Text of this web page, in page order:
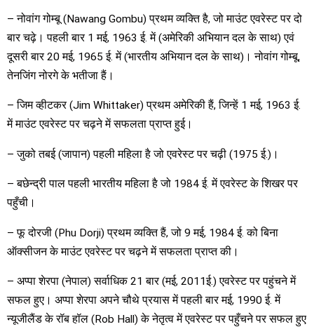
– नोवांग गोम्बू (Nawang Gombu) प्रथम व्यक्ति है, जो माउंट एवरेस्ट पर दो
बार चढ़े। पहली बार 1 मई, 1963 ई. में (अमेरिकी अभियान दल के साथ) एवं
दूसरी बार 20 मई, 1965 ई. में (भारतीय अभियान दल के साथ)। नोवांग गोम्बू,
तेनजिंग नोरगे के भतीजा हैं।
– जिम व्हीटकर (Jim Whittaker) प्रथम अमेरिकी हैं, जिन्हें 1 मई, 1963 ई.
में माउंट एवरेस्ट पर चढ़ने में सफलता प्राप्त हुई।
– जुको तबई (जापान) पहली महिला है जो एवरेस्ट पर चढ़ी (1975 ई.)।
– बछेन्द्री पाल पहली भारतीय महिला है जो 1984 ई. में एवरेस्ट के शिखर पर
पहुँची।
– फू दोरजी (Phu Dorji) प्रथम व्यक्ति हैं, जो 9 मई, 1984 ई. को बिना
ऑक्सीजन के माउंट एवरेस्ट पर चढ़ने में सफलता प्राप्त की।
– अप्पा शेरपा (नेपाल) सर्वाधिक 21 बार (मई, 2011ई.) एवरेस्ट पर पहुंचने में
सफल हुए। अप्पा शेरपा अपने चौथे प्रयास में पहली बार मई, 1990 ई. में
न्यूजीलैंड के रॉब हॉल (Rob Hall) के नेतृत्व में एवरेस्ट पर पहुँचने पर सफल हुए